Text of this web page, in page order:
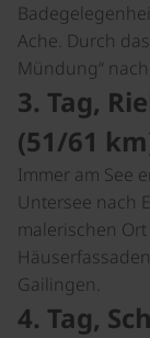
Ache. Durch
Mündung“
3. Tag,
(51/61
Immer am See
Untersee nach
malerischen
Gailingen.
4. Tag,